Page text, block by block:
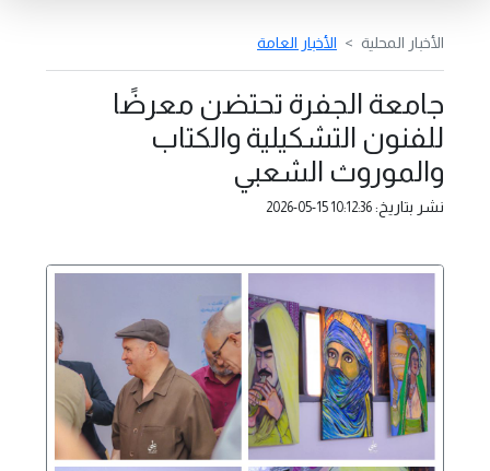
الأخبار المحلية الأخبار العامة
جامعة الجفرة تحتضن معرضًا
للفنون التشكيلية والكتاب
والموروث الشعبي
نشر بتاريخ: 2026-05-15 10:12:36